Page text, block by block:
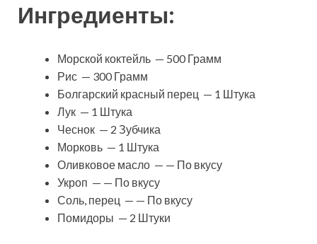
Ингредиенты:
Морской коктейль — 500 Грамм
Рис — 300 Грамм
Болгарский красный перец — 1 Штука
Лук — 1 Штука
Чеснок — 2 Зубчика
Морковь — 1 Штука
Оливковое масло — — По вкусу
Укроп — — По вкусу
Соль, перец — — По вкусу
Помидоры — 2 Штуки